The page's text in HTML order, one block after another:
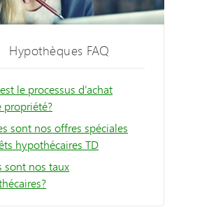
Hypothèques FAQ
le processus d’achat
propriété?
sont nos offres spéciales
hypothécaires TD
sont nos taux